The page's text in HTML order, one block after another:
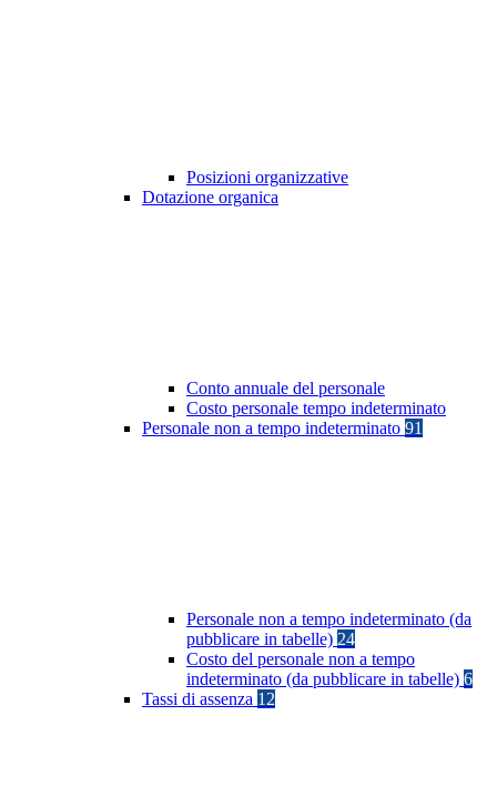
Posizioni organizzative
Dotazione organica
Conto annuale del personale
Costo personale tempo indeterminato
Personale non a tempo indeterminato 91
Personale non a tempo indeterminato (da
pubblicare in tabelle) 24
Costo del personale non a tempo
indeterminato (da pubblicare in tabelle) 6
Tassi di assenza 12